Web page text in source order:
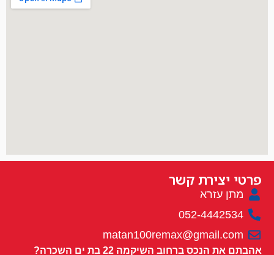
פרטי יצירת קשר
מתן עזרא
052-4442534
matan100remax@gmail.com
אהבתם את הנכס ברחוב השיקמה 22 בת ים השכרה?